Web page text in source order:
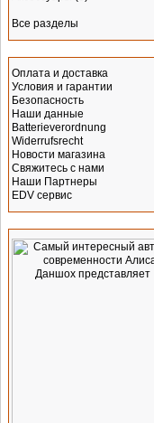
Все разделы
Оплата и доставка
Условия и гарантии
Безопасность
Наши данные
Batterieverordnung
Widerrufsrecht
Новости магазина
Свяжитесь с нами
Наши Партнеры
EDV сервис